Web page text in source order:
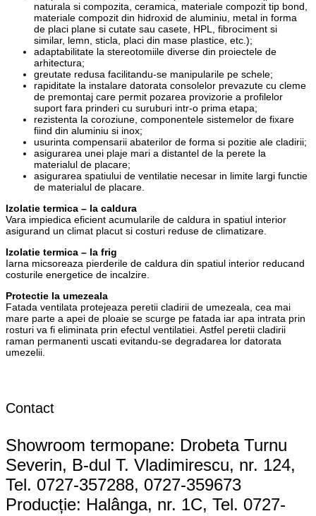
naturala si compozita, ceramica, materiale compozit tip bond,
materiale compozit din hidroxid de aluminiu, metal in forma
de placi plane si cutate sau casete, HPL, fibrociment si
similar, lemn, sticla, placi din mase plastice, etc.);
adaptabilitate la stereotomiile diverse din proiectele de
arhitectura;
greutate redusa facilitandu-se manipularile pe schele;
rapiditate la instalare datorata consolelor prevazute cu cleme
de premontaj care permit pozarea provizorie a profilelor
suport fara prinderi cu suruburi intr-o prima etapa;
rezistenta la coroziune, componentele sistemelor de fixare
fiind din aluminiu si inox;
usurinta compensarii abaterilor de forma si pozitie ale cladirii;
asigurarea unei plaje mari a distantel de la perete la
materialul de placare;
asigurarea spatiului de ventilatie necesar in limite largi functie
de materialul de placare.
Izolatie termica – la caldura
Vara impiedica eficient acumularile de caldura in spatiul interior
asigurand un climat placut si costuri reduse de climatizare.
Izolatie termica – la frig
Iarna micsoreaza pierderile de caldura din spatiul interior reducand
costurile energetice de incalzire.
Protectie la umezeala
Fatada ventilata protejeaza peretii cladirii de umezeala, cea mai
mare parte a apei de ploaie se scurge pe fatada iar apa intrata prin
rosturi va fi eliminata prin efectul ventilatiei. Astfel peretii cladirii
raman permanenti uscati evitandu-se degradarea lor datorata
umezelii.
Contact
Showroom termopane: Drobeta Turnu
Severin, B-dul T. Vladimirescu, nr. 124,
Tel. 0727-357288, 0727-359673
Producție: Halânga, nr. 1C, Tel. 0727-